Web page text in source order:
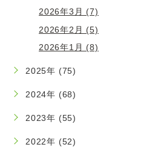
2026年3月 (7)
2026年2月 (5)
2026年1月 (8)
2025年 (75)
2024年 (68)
2023年 (55)
2022年 (52)